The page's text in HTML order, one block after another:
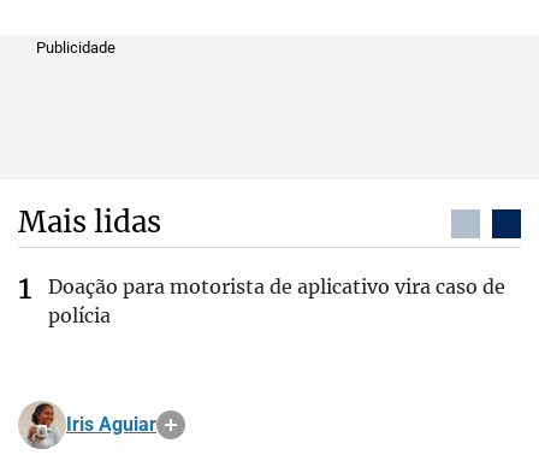
Publicidade
Mais lidas
Doação para motorista de aplicativo vira caso de
polícia
Iris Aguiar